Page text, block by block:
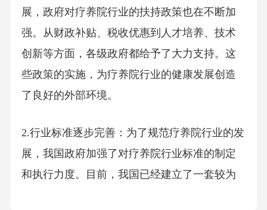
展，政府对疗养院行业的扶持政策也在不断加
强。从财政补贴、税收优惠到人才培养、技术
创新等方面，各级政府都给予了大力支持。这
些政策的实施，为疗养院行业的健康发展创造
了良好的外部环境。
2.行业标准逐步完善：为了规范疗养院行业的发
展，我国政府加强了对疗养院行业标准的制定
和执行力度。目前，我国已经建立了一套较为